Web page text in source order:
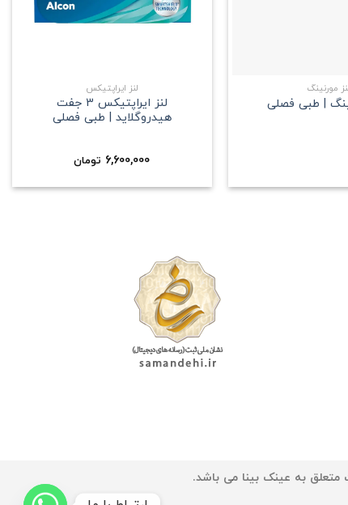
مورنینگ
| طبی فصلی
لنز ایراپتیکس
لنز ایراپتیکس 3 جفت
هیدروگلاید | طبی فصلی
6,600,000 تومان
به عینک بینا می باشد.